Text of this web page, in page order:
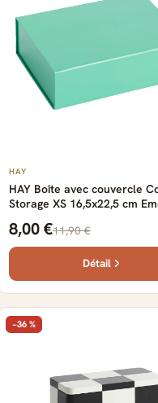
HAY
HAY Boîte avec couvercle
Storage XS 16,5x22,5 cm
8,00 €11,90 €
Détail
−36 %